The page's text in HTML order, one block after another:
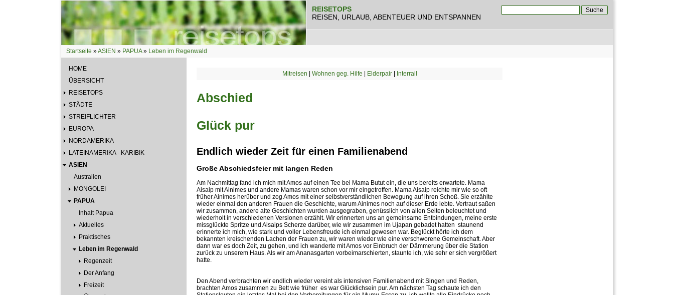
REISETOPS
REISEN, URLAUB, ABENTEUER UND ENTSPANNEN
Sie sind hier
Startseite »ASIEN » PAPUA» Leben im Regenwald
HOME
ÜBERSICHT
REISETOPS
STÄDTE
STREIFLICHTER
EUROPA
NORDAMERIKA
LATEINAMERIKA - KARIBIK
ASIEN
Australien
MONGOLEI
PAPUA
Inhalt Papua
Aktuelles
Praktisches
Leben im Regenwald
Regenzeit
Der Anfang
Freizeit
Mitreisen Wohnen geg. Hilfe Elderpair| Interrail
Abschied
Glück pur
Endlich wieder Zeit für einen Familienabend
Große Abschiedsfeier mit langen Reden
Am Nachmittag fand ich mich mit Amos auf einen Tee bei Mama Butut ein, die uns bereits erwartete. Mama
Aisaip mit Ainimes und andere Mamas waren schon vor mir eingetroffen. Mama Aisaip reichte mir wie so oft
früher Ainimes herüber und zog Amos mit einer selbstverständlichen Bewegung auf ihren Schoß. Sie erzählte
wieder einmal den anderen Frauen die Geschichte, warum Ainimes noch auf dieser Erde lebte. Vertraut saßen
wir zusammen, andere alte Geschichten wurden ausgegraben, genüsslich von allen Seiten beleuchtet und
wiederholt in verschiedenen Versionen erzählt. Wir erinnerten uns an gemeinsame Entbindungen, meine erste
missglückte Spritze und Aisaips Scherze darüber, wie wir zusammen im Ujapan gebadet hatten  staunend
erinnerte ich mich, wie stark und voller Lebensfreude ich einmal gewesen war. Beglückt hörte ich dem
bekannten kreischenden Lachen der Frauen zu, wir waren wieder wie eine verschworene Gemeinschaft. Aber
dann war es doch Zeit, zu gehen, und ich wanderte mit Amos vor Einbruch der Dämmerung über die Station
zurück zu unserem Haus. Als wir am Ananasgarten vorbeimarschierten, staunte ich, wie sehr er sich vergrößert
hatte.
Den Abend verbrachten wir endlich wieder vereint als intensiven Familienabend mit Singen und Reden,
brachten Amos zusammen zu Bett wie früher  es war Glücklichsein pur. Am nächsten Tag schaute ich den